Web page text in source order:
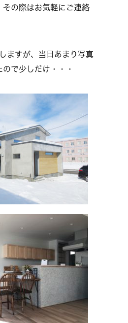
その際はお気軽にご連絡
ますが、当日あまり写真
で少しだけ・・・